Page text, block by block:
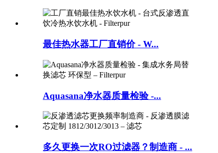
最佳热水器工厂直销价 - W...
Aquasana净水器质量检验 -...
多久更换一次RO过滤器？制造商 - ...